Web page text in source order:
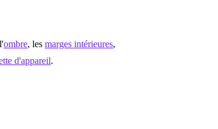
ombre, les marges intérieures,
d'appareil.